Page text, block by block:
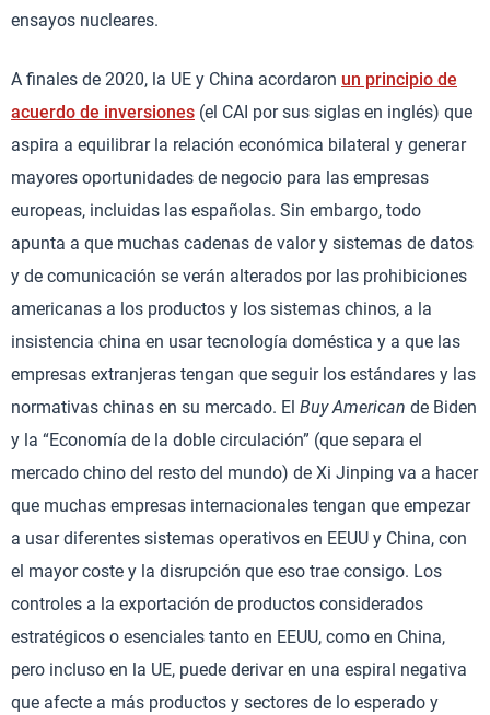
ensayos nucleares.
A finales de 2020, la UE y China acordaron un principio de
acuerdo de inversiones (el CAI por sus siglas en inglés) que
aspira a equilibrar la relación económica bilateral y generar
mayores oportunidades de negocio para las empresas
europeas, incluidas las españolas. Sin embargo, todo
apunta a que muchas cadenas de valor y sistemas de datos
y de comunicación se verán alterados por las prohibiciones
americanas a los productos y los sistemas chinos, a la
insistencia china en usar tecnología doméstica y a que las
empresas extranjeras tengan que seguir los estándares y las
normativas chinas en su mercado. El Buy American de Biden
y la “Economía de la doble circulación” (que separa el
mercado chino del resto del mundo) de Xi Jinping va a hacer
que muchas empresas internacionales tengan que empezar
a usar diferentes sistemas operativos en EEUU y China, con
el mayor coste y la disrupción que eso trae consigo. Los
controles a la exportación de productos considerados
estratégicos o esenciales tanto en EEUU, como en China,
pero incluso en la UE, puede derivar en una espiral negativa
que afecte a más productos y sectores de lo esperado y